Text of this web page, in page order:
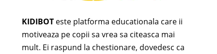
KIDIBOTeste platforma educationala care ii
motiveaza pe copii sa vrea sa citeasca mai
mult. Ei raspund la chestionare, dovedesc ca